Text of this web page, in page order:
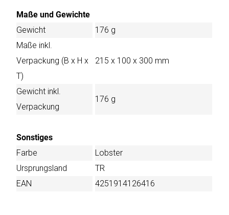
Maße und Gewichte
Gewicht
176 g
Maße inkl.
Verpackung (B x H x
T)
215 x 100 x 300 mm
Gewicht inkl.
Verpackung
176 g
Sonstiges
Farbe
Lobster
Ursprungsland
TR
EAN
4251914126416